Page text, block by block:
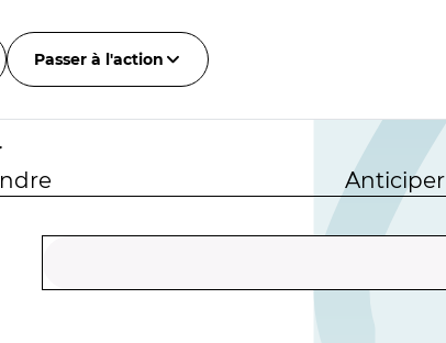
Passer à l'action
Anticiper